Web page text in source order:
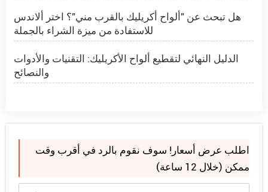
هل تبحث عن "ألواح أكريليك بالقرب مني"؟ اختر ألاندس
للاستفادة من ميزة الشراء بالجملة
الدليل النهائي لتقطيع ألواح الأكريليك: التقنيات والأدوات
والنصائح
مشروع PMMA Spheres في رومانيا
ما هي الكرات الأكريليكية؟
اطلب عرض أسعار! سوف نقوم بالرد في أقرب وقت
ممكن (خلال 12 ساعة)